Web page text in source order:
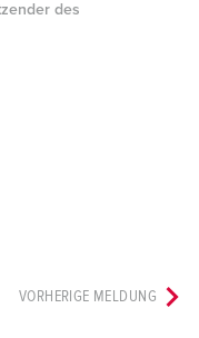
des
VORHERIGE MELDUNG